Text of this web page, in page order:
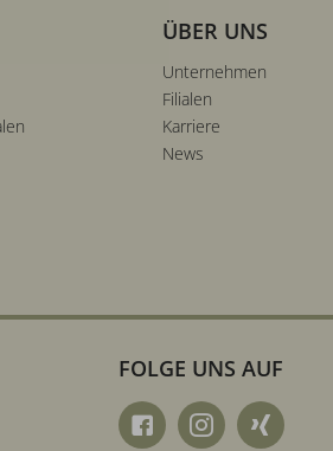
ÜBER UNS
Unternehmen
Filialen
Karriere
News
FOLGE UNS AUF